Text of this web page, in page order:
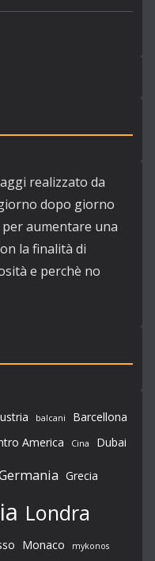
realizzato da
dopo giorno
aumentare una
la finalità di
e perchè no
balcani
Barcellona
America Cina Dubai
Grecia
Londra
Monaco mykonos